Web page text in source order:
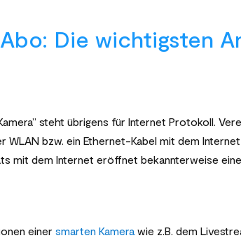
Die wichtigsten
steht übrigens für Internet Protokoll.
WLAN bzw. ein Ethernet-Kabel mit dem
mit dem Internet eröffnet bekannterweise
einer smarten Kamera wie z.B. dem